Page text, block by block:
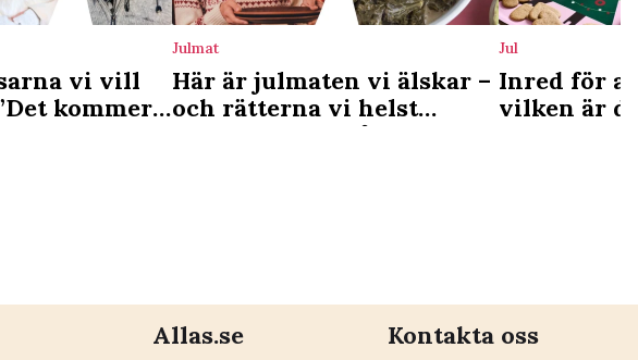
vi vill
kommer
och
Julmat
Här är julmaten vi älskar –
och rätterna vi helst
skippar: ”Blev så äcklad”
Jul
Inred för
vilken är
Allas.se Kontakta oss